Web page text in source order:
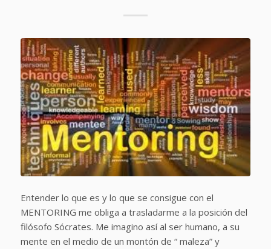
Entender lo que es y lo que se consigue con el
MENTORING me obliga a trasladarme a la posición del
filósofo Sócrates. Me imagino así al ser humano, a su
mente en el medio de un montón de “ maleza” y